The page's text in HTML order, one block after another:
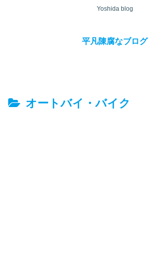
Yoshida blog
平凡陳腐なブログ
オートバイ・バイク